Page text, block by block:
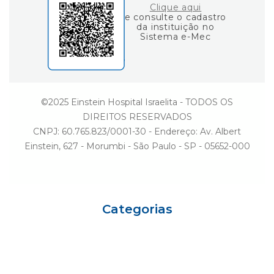
Clique aqui
e consulte o cadastro
da instituição no
Sistema e-Mec
©2025 Einstein Hospital Israelita - TODOS OS
DIREITOS RESERVADOS
CNPJ: 60.765.823/0001-30 - Endereço: Av. Albert
Einstein, 627 - Morumbi - São Paulo - SP - 05652-000
Categorias